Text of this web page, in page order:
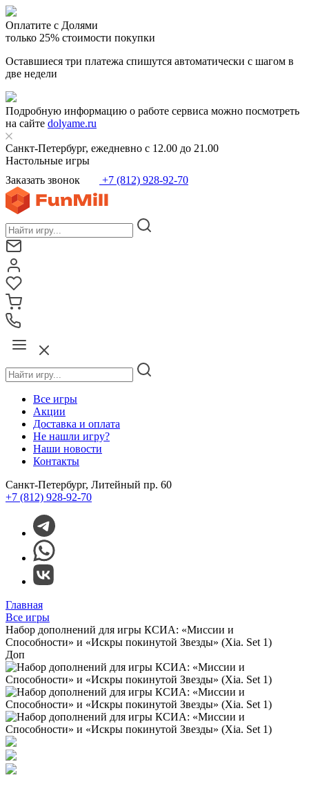
Оплатите с Долями
только 25% стоимости покупки
Оставшиеся три платежа спишутся автоматически с шагом в
две недели
Подробную информацию о работе сервиса можно посмотреть
на сайте dolyame.ru
Санкт-Петербург, ежедневно с 12.00 до 21.00
Настольные игры
Заказать звонок
+7 (812) 928-92-70
Все игры
Акции
Доставка и оплата
Не нашли игру?
Наши новости
Контакты
Санкт-Петербург, Литейный пр. 60
+7 (812) 928-92-70
Главная
Все игры
Набор дополнений для игры КСИА: «Миссии и
Способности» и «Искры покинутой Звезды» (Xia. Set 1)
Доп